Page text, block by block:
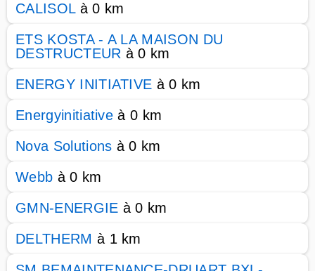
CALISOLà 0 km
ETS KOSTA - A LA MAISON DU
DESTRUCTEUR à 0 km
ENERGY INITIATIVE à 0 km
Energyinitiative à 0 km
Nova Solutions à 0 km
Webb à 0 km
GMN-ENERGIE à 0 km
DELTHERM à 1 km